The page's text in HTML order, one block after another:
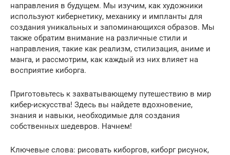
направления в будущем. Мы изучим, как художники
используют кибернетику, механику и импланты для
создания уникальных и запоминающихся образов. Мы
также обратим внимание на различные стили и
направления, такие как реализм, стилизация, аниме и
манга, и рассмотрим, как каждый из них влияет на
восприятие киборга.
Приготовьтесь к захватывающему путешествию в мир
кибер-искусства! Здесь вы найдете вдохновение,
знания и навыки, необходимые для создания
собственных шедевров. Начнем!
Ключевые слова: рисовать киборгов, киборг рисунок,